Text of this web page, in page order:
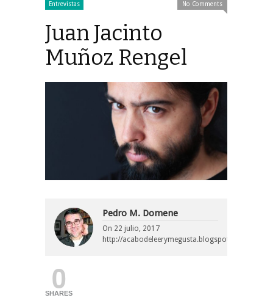
Entrevistas No Comments
Juan Jacinto
Muñoz Rengel
Pedro M. Domene
On 22 julio, 2017
http://acabodeleerymegusta.blogspot.com/
0
SHARES